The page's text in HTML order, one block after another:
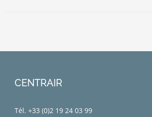
CENTRAIR
Tél. +33 (0)2 19 24 03 99